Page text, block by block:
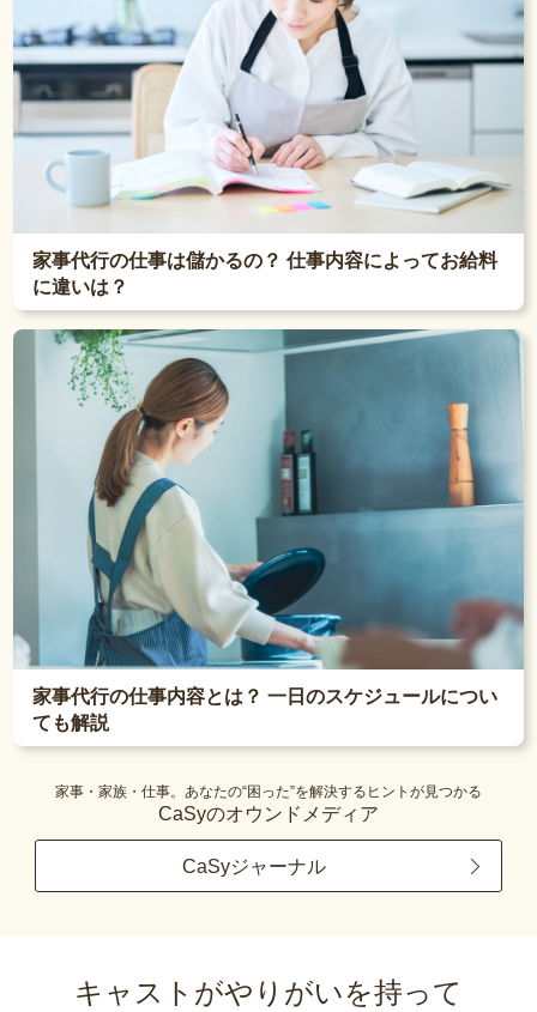
家事代行の仕事は儲かるの？ 仕事内容によってお給料
に違いは？
家事代行の仕事内容とは？ 一日のスケジュールについ
ても解説
家事・家族・仕事。あなたの“困った”を解決するヒントが見つかる
CaSyのオウンドメディア
CaSyジャーナル
キャストがやりがいを持って